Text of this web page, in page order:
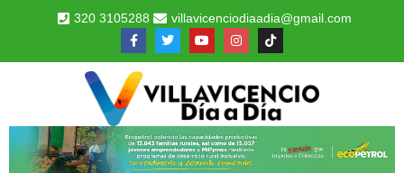
320 3105288 villavicenciodiaadia@gmail.com